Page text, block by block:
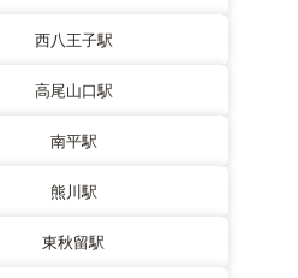
西八王子駅
高尾山口駅
南平駅
熊川駅
東秋留駅